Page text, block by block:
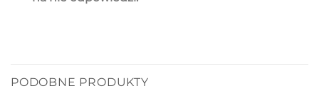
PODOBNE PRODUKTY